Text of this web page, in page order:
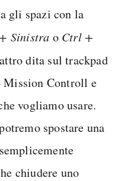
gli spazi con la
Sinistra o Ctrl +
dita sul trackpad
Mission Controll e
vogliamo usare.
spostare una
chiudere uno